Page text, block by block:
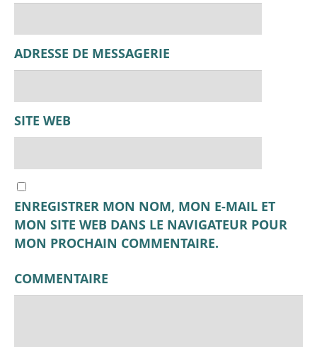
ADRESSE DE MESSAGERIE
SITE WEB
ENREGISTRER MON NOM, MON E-MAIL ET
MON SITE WEB DANS LE NAVIGATEUR POUR
MON PROCHAIN COMMENTAIRE.
COMMENTAIRE